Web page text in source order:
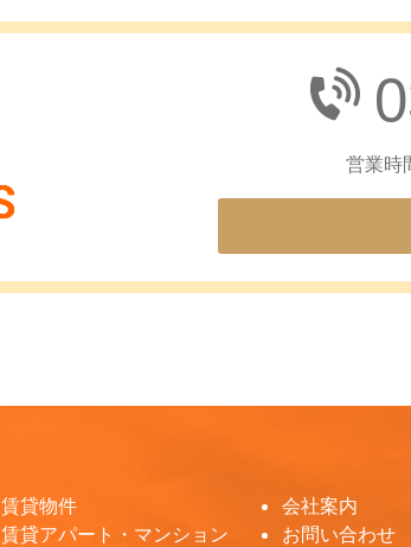
営業時
賃貸物件
賃貸アパート・マンション
会社案内
お問い合わせ